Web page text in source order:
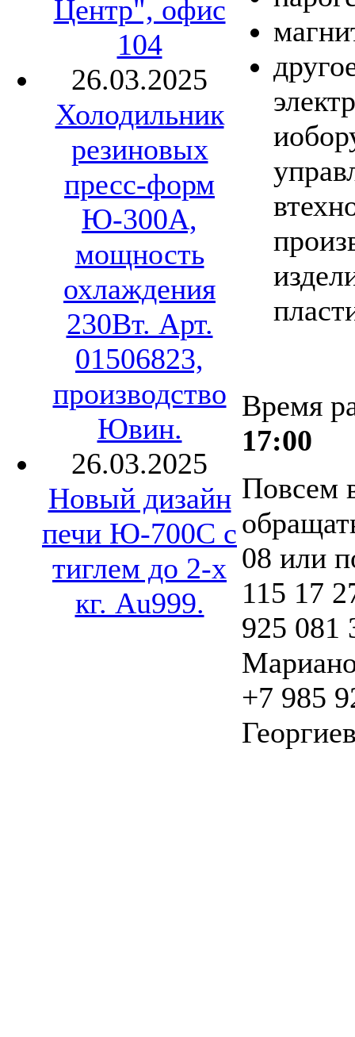
Центр", офис
104
26.03.2025
Холодильник
резиновых
пресс-форм
Ю-300А,
мощность
охлаждения
230Вт. Арт.
01506823,
производство
Ювин.
26.03.2025
Новый дизайн
печи Ю-700С с
тиглем до 2-х
кг. Au999.
Время
17:00
Повсем
08 или
115 17
925 081
+7 985